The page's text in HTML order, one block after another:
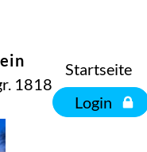
1818
Startseite
Login